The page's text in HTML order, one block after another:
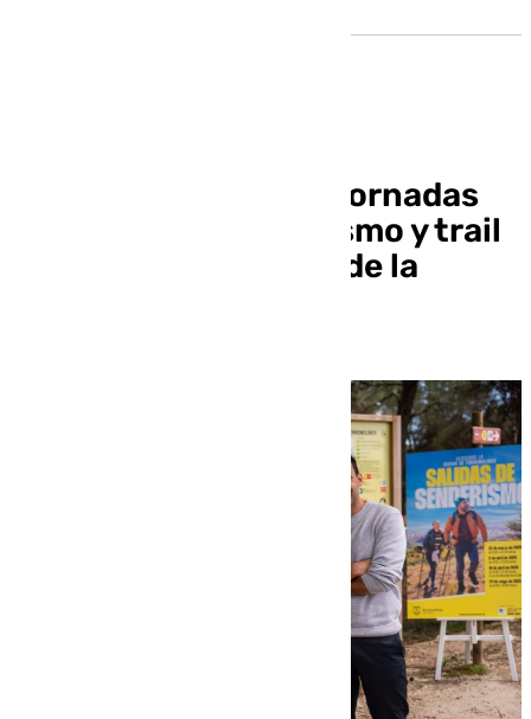
Torremolinos oferta jornadas
gratuitas de senderismo y trail
running por la sierra de la